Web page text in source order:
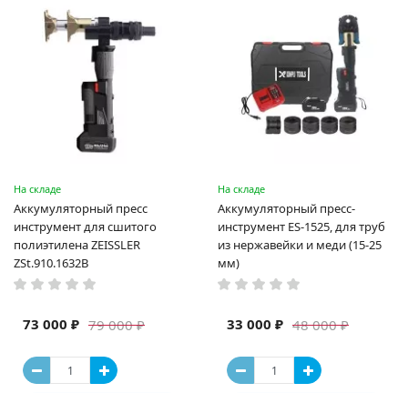
На складе
Аккумуляторный пресс
инструмент для сшитого
полиэтилена ZEISSLER
ZSt.910.1632B
79 000 ₽
73 000 ₽
На складе
Аккумуляторный пресс-
инструмент ES-1525, для труб
из нержавейки и меди (15-25
мм)
48 000 ₽
33 000 ₽